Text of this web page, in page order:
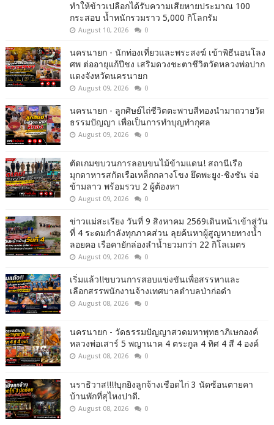
ทำให้ข้าวเปลือกได้รับความเสียหายประมาณ 100
กระสอบ น้ำหนักรวมราว 5,000 กิโลกรัม
August 10, 2026 0
นครนายก - นักท่องเที่ยวและพระสงฆ์ เข้าพิธีนอนโลง
ศพ ต่ออายุแก้ปีชง เสริมดวงชะตาชีวิตวัดหลวงพ่อปาก
แดงจังหวัดนครนายก
August 09, 2026 0
นครนายก - ลูกศิษย์ไถ่ชีวิตตะพาบสีทองนำมาถวายวัด
ธรรมปัญญา เพื่อเป็นการทำบุญทำกุศล
August 09, 2026 0
ตัดเกมขบวนการลอบขนไม้ข้ามแดน! สถานีเรือ
มุกดาหารสกัดเรือเหล็กกลางโขง ยึดพะยูง-ชิงชัน จ่อ
ข้ามลาว พร้อมรวบ 2 ผู้ต้องหา
August 09, 2026 0
ข่าวแม่สะเรียง วันที่ 9 สิงหาคม 2569เดินหน้าเข้าสู่วัน
ที่ 4 ระดมกำลังทุกภาคส่วน ลุยค้นหาผู้สูญหายทางน้ำ
ลอยคอ เรือคายักล่องลำน้ำยวมกว่า 22 กิโลเมตร
August 09, 2026 0
เริ่มแล้ว!!ขบวนการสอบแข่งขันเพื่อสรรหาและ
เลือกสรรพนักงานจ้างเทศบาลตำบลป่าก่อดำ
August 08, 2026 0
นครนายก - วัดธรรมปัญญาสวดมหาพุทธาภิเษกองค์
หลวงพ่อเสาร์ 5 พญานาค 4 ตระกูล 4 ทิศ 4 สี 4 องค์
August 08, 2026 0
นราธิวาส!!!!บุกยิงลูกจ้างเชือดไก่ 3 นัดซ้อนตายคา
บ้านพักที่สุไหงปาดี.
August 08, 2026 0